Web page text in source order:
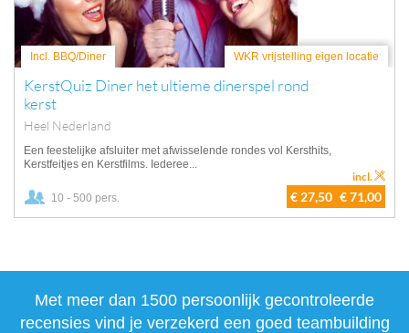
Incl. BBQ/Diner WKR vrijstelling eigen locatie
KerstQuiz Diner het ultieme dinerspel rond
kerst
Heel Nederland
Een feestelijke afsluiter met afwisselende rondes vol Kersthits,
Kerstfeitjes en Kerstfilms. Iederee...
10 - 500 pers. € 27,50 € 71,00
incl.
Met meer dan 1500 persoonlijk gecontroleerde
recensies vind je verzekerd een goed teambuilding